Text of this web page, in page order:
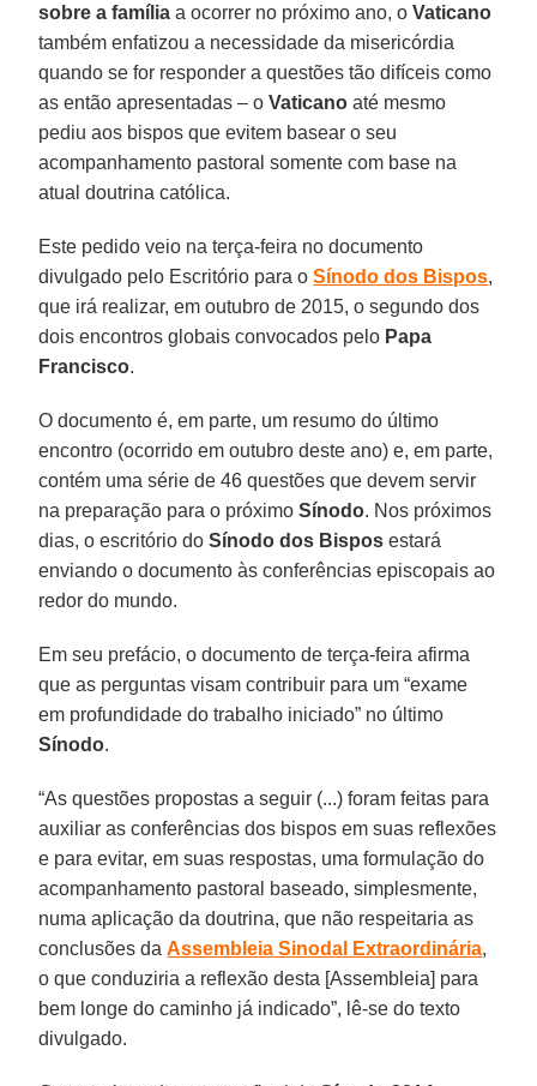
sobre a família a ocorrer no próximo ano, oVaticano
também enfatizou a necessidade da misericórdia
quando se for responder a questões tão difíceis como
as então apresentadas – oVaticano até mesmo
pediu aos bispos que evitem basear o seu
acompanhamento pastoral somente com base na
atual doutrina católica.
Este pedido veio na terça-feira no documento
divulgado pelo Escritório para oSínodo dos Bispos,
que irá realizar, em outubro de 2015, o segundo dos
dois encontros globais convocados pelo Papa
Francisco.
O documento é, em parte, um resumo do último
encontro (ocorrido em outubro deste ano) e, em parte,
contém uma série de 46 questões que devem servir
na preparação para o próximo Sínodo. Nos próximos
dias, o escritório doSínodo dos Bispos estará
enviando o documento às conferências episcopais ao
redor do mundo.
Em seu prefácio, o documento de terça-feira afirma
que as perguntas visam contribuir para um “exame
em profundidade do trabalho iniciado” no último
Sínodo.
“As questões propostas a seguir (...) foram feitas para
auxiliar as conferências dos bispos em suas reflexões
e para evitar, em suas respostas, uma formulação do
acompanhamento pastoral baseado, simplesmente,
numa aplicação da doutrina, que não respeitaria as
conclusões daAssembleia Sinodal Extraordinária,
o que conduziria a reflexão desta [Assembleia] para
bem longe do caminho já indicado”, lê-se do texto
divulgado.